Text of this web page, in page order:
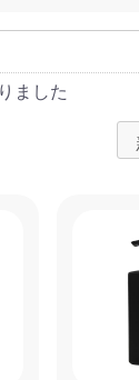
円
ました